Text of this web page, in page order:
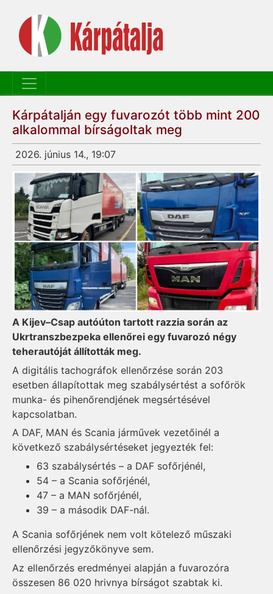
Kárpátalján egy fuvarozót több mint 200
alkalommal bírságoltak meg
2026. június 14., 19:07
A Kijev–Csap autóúton tartott razzia során az
Ukrtranszbezpeka ellenőrei egy fuvarozó négy
teherautóját állították meg.
A digitális tachográfok ellenőrzése során 203
esetben állapítottak meg szabálysértést a sofőrök
munka- és pihenőrendjének megsértésével
kapcsolatban.
A DAF, MAN és Scania járművek vezetőinél a
következő szabálysértéseket jegyezték fel:
63 szabálysértés – a DAF sofőrjénél,
54 – a Scania sofőrjénél,
47 – a MAN sofőrjénél,
39 – a második DAF-nál.
A Scania sofőrjének nem volt kötelező műszaki
ellenőrzési jegyzőkönyve sem.
Az ellenőrzés eredményei alapján a fuvarozóra
összesen 86 020 hrivnya bírságot szabtak ki.